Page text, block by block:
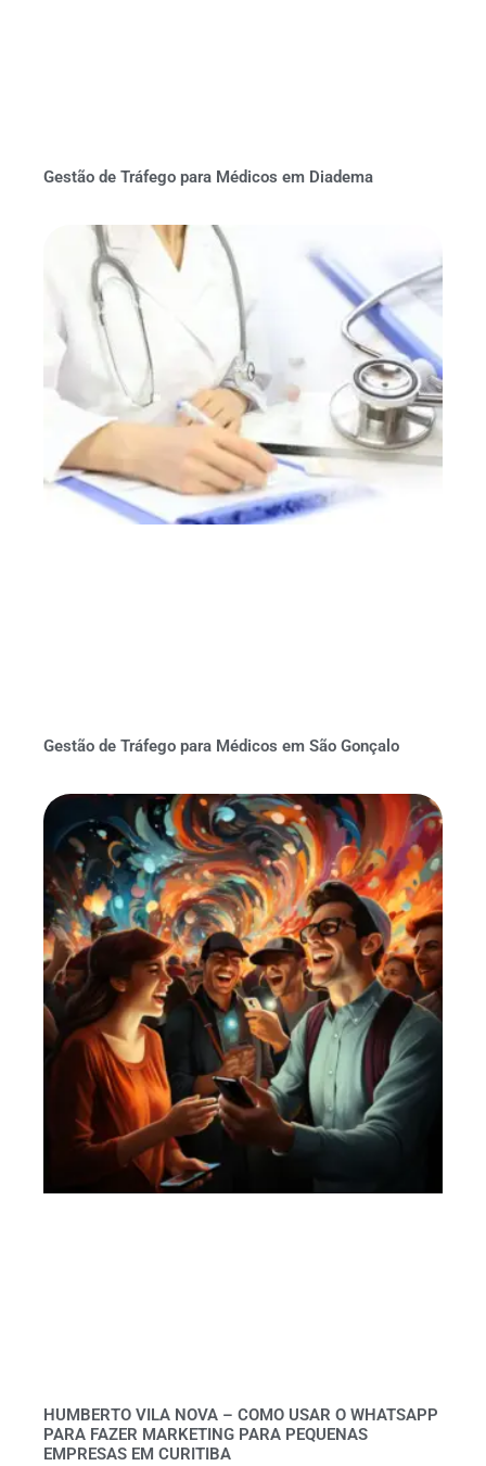
Gestão de Tráfego para Médicos em Diadema
Gestão de Tráfego para Médicos em São Gonçalo
HUMBERTO VILA NOVA – COMO USAR O WHATSAPP
PARA FAZER MARKETING PARA PEQUENAS
EMPRESAS EM CURITIBA